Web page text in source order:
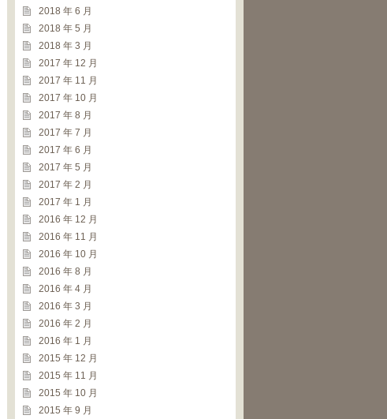
2018 年 6 月
2018 年 5 月
2018 年 3 月
2017 年 12 月
2017 年 11 月
2017 年 10 月
2017 年 8 月
2017 年 7 月
2017 年 6 月
2017 年 5 月
2017 年 2 月
2017 年 1 月
2016 年 12 月
2016 年 11 月
2016 年 10 月
2016 年 8 月
2016 年 4 月
2016 年 3 月
2016 年 2 月
2016 年 1 月
2015 年 12 月
2015 年 11 月
2015 年 10 月
2015 年 9 月